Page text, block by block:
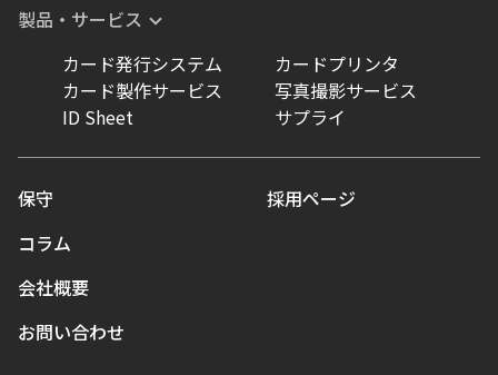
製品・サービス
カード発行システム
カードプリンタ
カード製作サービス
写真撮影サービス
ID Sheet
サプライ
保守
コラム
会社概要
お問い合わせ
採用ページ